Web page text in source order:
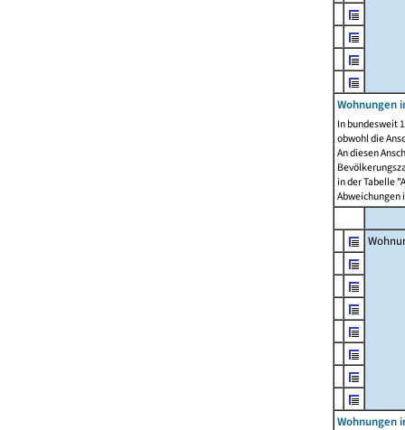
Wohnungen
In bundesweit
obwohl die
An diesen
in der Tabelle
Abweichungen
Wohnungen